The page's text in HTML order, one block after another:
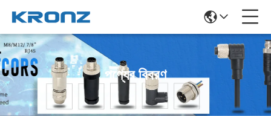
পণ্যের বিবরণ